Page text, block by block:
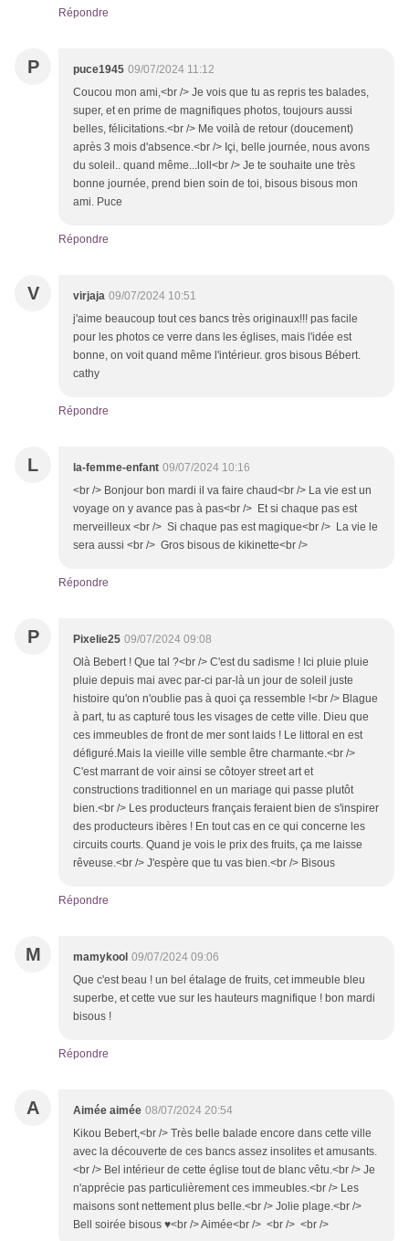
Répondre
P puce1945 09/07/2024 11:12
Coucou mon ami,<br /> Je vois que tu as repris tes balades,
super, et en prime de magnifiques photos, toujours aussi
belles, félicitations.<br /> Me voilà de retour (doucement)
après 3 mois d'absence.<br /> Içi, belle journée, nous avons
du soleil.. quand même...loll<br /> Je te souhaite une très
bonne journée, prend bien soin de toi, bisous bisous mon
ami. Puce
Répondre
V virjaja 09/07/2024 10:51
j'aime beaucoup tout ces bancs très originaux!!! pas facile
pour les photos ce verre dans les églises, mais l'idée est
bonne, on voit quand même l'intérieur. gros bisous Bébert.
cathy
Répondre
L la-femme-enfant 09/07/2024 10:16
<br /> Bonjour bon mardi il va faire chaud<br /> La vie est un
voyage on y avance pas à pas<br /> Et si chaque pas est
merveilleux <br /> Si chaque pas est magique<br /> La vie le
sera aussi <br /> Gros bisous de kikinette<br />
Répondre
P Pixelie25 09/07/2024 09:08
Olà Bebert ! Que tal ?<br /> C'est du sadisme ! Ici pluie pluie
pluie depuis mai avec par-ci par-là un jour de soleil juste
histoire qu'on n'oublie pas à quoi ça ressemble !<br /> Blague
à part, tu as capturé tous les visages de cette ville. Dieu que
ces immeubles de front de mer sont laids ! Le littoral en est
défiguré.Mais la vieille ville semble être charmante.<br />
C'est marrant de voir ainsi se côtoyer street art et
constructions traditionnel en un mariage qui passe plutôt
bien.<br /> Les producteurs français feraient bien de s'inspirer
des producteurs ibères ! En tout cas en ce qui concerne les
circuits courts. Quand je vois le prix des fruits, ça me laisse
rêveuse.<br /> J'espère que tu vas bien.<br /> Bisous
Répondre
M mamykool 09/07/2024 09:06
Que c'est beau ! un bel étalage de fruits, cet immeuble bleu
superbe, et cette vue sur les hauteurs magnifique ! bon mardi
bisous !
Répondre
A Aimée aimée 08/07/2024 20:54
Kikou Bebert,<br /> Très belle balade encore dans cette ville
avec la découverte de ces bancs assez insolites et amusants.
<br /> Bel intérieur de cette église tout de blanc vêtu.<br /> Je
n'apprécie pas particulièrement ces immeubles.<br /> Les
maisons sont nettement plus belle.<br /> Jolie plage.<br />
Bell soirée bisous ♥<br /> Aimée<br /> <br /> <br />